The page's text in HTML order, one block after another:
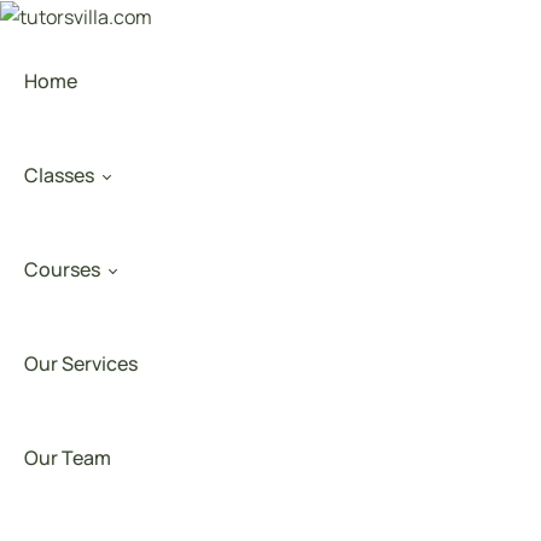
Home
Classes
Levels
Courses
Our Services
Our Team